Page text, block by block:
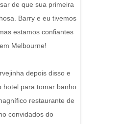
de que sua primeira
Barry e eu tivemos
estamos confiantes
Melbourne!
depois disso e
hotel para tomar banho
restaurante de
convidados do